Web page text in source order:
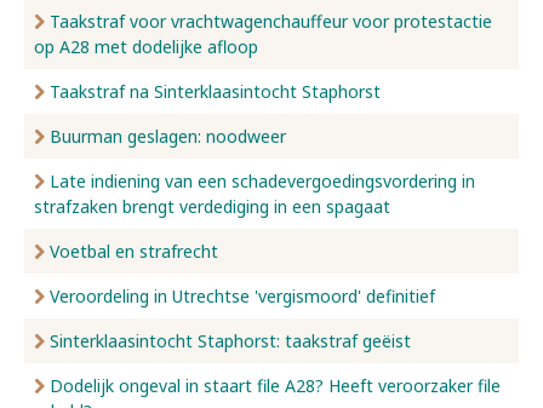
Taakstraf voor vrachtwagenchauffeur voor protestactie
op A28 met dodelijke afloop
Taakstraf na Sinterklaasintocht Staphorst
Buurman geslagen: noodweer
Late indiening van een schadevergoedingsvordering in
strafzaken brengt verdediging in een spagaat
Voetbal en strafrecht
Veroordeling in Utrechtse 'vergismoord' definitief
Sinterklaasintocht Staphorst: taakstraf geëist
Dodelijk ongeval in staart file A28? Heeft veroorzaker file